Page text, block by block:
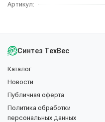
Артикул:
Синтез ТехВес
Каталог
Новости
Публичная оферта
Политика обработки
персональных данных